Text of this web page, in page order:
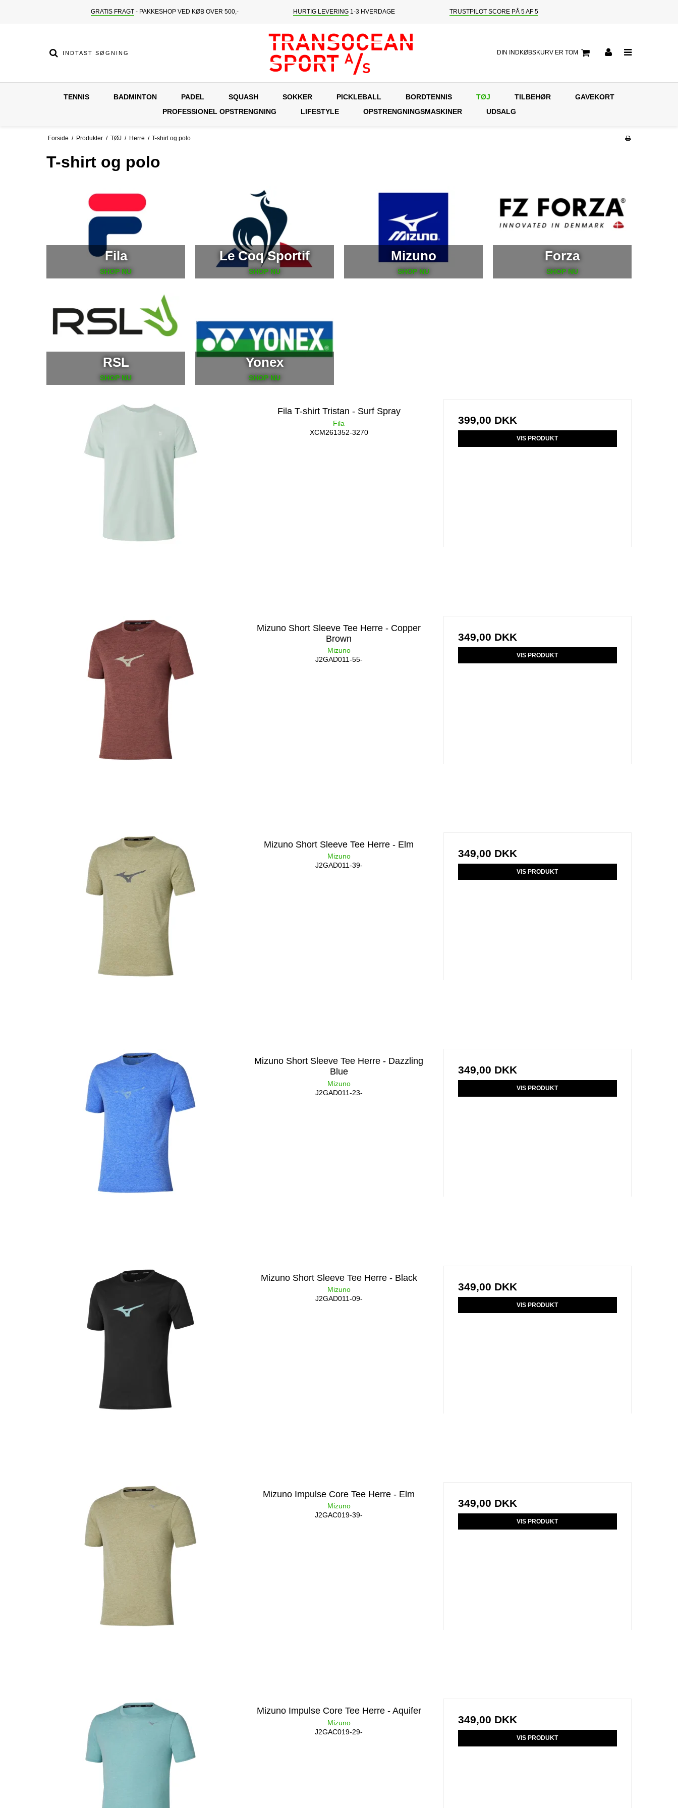
GRATIS FRAGT- PAKKESHOP VED KØB OVER 500,- HURTIG LEVERING1-3 HVERDAGE TRUSTPILOT SCORE PÅ 5 AF 5
DIN INDKØBSKURV ER TOM
TENNIS BADMINTON PADEL SQUASH SOKKER PICKLEBALL BORDTENNIS TØJ TILBEHØR
GAVEKORT
PROFESSIONEL OPSTRENGNING
LIFESTYLE OPSTRENGNINGSMASKINER UDSALG
Forside / Produkter / TØJ / Herre / T-shirt og polo
T-shirt og polo
Fila
SHOP NU
Le Coq Sportif
SHOP NU
Mizuno
SHOP NU
Forza
SHOP NU
RSL
SHOP NU
Yonex
SHOP NU
Fila T-shirt Tristan - Surf Spray
Fila
XCM261352-3270
399,00 DKK
VIS PRODUKT
Mizuno Short Sleeve Tee Herre - Copper
Brown
Mizuno
J2GAD011-55-
349,00 DKK
VIS PRODUKT
Mizuno Short Sleeve Tee Herre - Elm
Mizuno
J2GAD011-39-
349,00 DKK
VIS PRODUKT
Mizuno Short Sleeve Tee Herre - Dazzling
Blue
Mizuno
J2GAD011-23-
349,00 DKK
VIS PRODUKT
Mizuno Short Sleeve Tee Herre - Black
Mizuno
J2GAD011-09-
349,00 DKK
VIS PRODUKT
Mizuno Impulse Core Tee Herre - Elm
Mizuno
J2GAC019-39-
349,00 DKK
VIS PRODUKT
Mizuno Impulse Core Tee Herre - Aquifer
Mizuno
J2GAC019-29-
349,00 DKK
VIS PRODUKT